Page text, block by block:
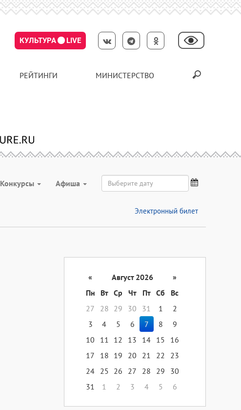
КУЛЬТУРА LIVE
РЕЙТИНГИ МИНИСТЕРСТВО
Конкурсы Aфиша
Электронный билет
« Август 2026
»
Пн
Вт Ср Чт Пт Сб
Вс
27
28 29 30 31 1
2
3
4 5 6 7 8
9
10
11 12 13 14 15
16
17
18 19 20 21 22
23
24 25 26 27 28 29
30
31
1 2 3 4 5 6